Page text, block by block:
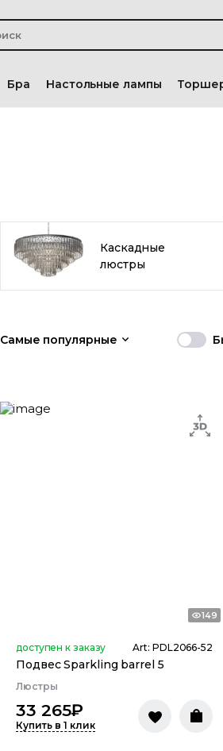
Бра Настольные лампы
Каскадные
люстры
Самые популярные
149
доступен к заказу Art: PDL2066-52
Подвес Sparkling barrel 5
Люстры
33 265₽
Купить в 1 клик